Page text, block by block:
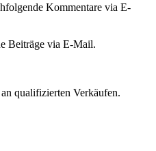
Kommentare via E-
Beiträge via E-Mail.
qualifizierten Verkäufen.